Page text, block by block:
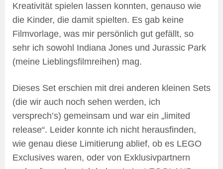
Kreativität spielen lassen konnten, genauso wie
die Kinder, die damit spielten. Es gab keine
Filmvorlage, was mir persönlich gut gefällt, so
sehr ich sowohl Indiana Jones und Jurassic Park
(meine Lieblingsfilmreihen) mag.
Dieses Set erschien mit drei anderen kleinen Sets
(die wir auch noch sehen werden, ich
versprech’s) gemeinsam und war ein „limited
release“. Leider konnte ich nicht herausfinden,
wie genau diese Limitierung ablief, ob es LEGO
Exclusives waren, oder von Exklusivpartnern